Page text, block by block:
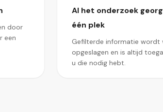
door
een
Al het onderzoek
één plek
Gefilterde informatie wordt
opgeslagen en is altijd
u die nodig hebt.